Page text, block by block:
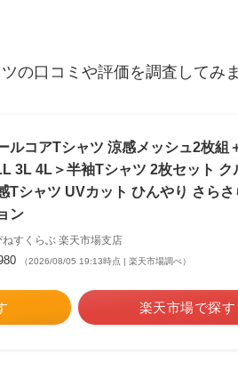
の口コミや評価を調査してみ
ルコアTシャツ 涼感メッシュ2枚組
3L 4L＞半袖Tシャツ 2枚セット
Tシャツ UVカット ひんやり さら
ン
ねすくらぶ 楽天市場支店
（2026/08/05 19:13時点 | 楽天市場調べ）
楽天市場で探す